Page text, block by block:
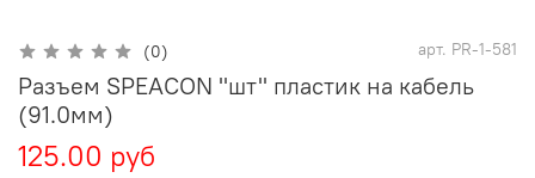
(0) арт. PR-1-581
Разъем SPEACON "шт" пластик на кабель
(91.0мм)
125.00 руб